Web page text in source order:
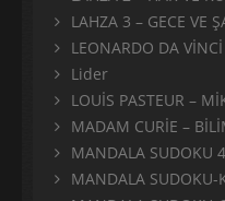
LAHZA 3 – GECE VE
LEONARDO DA
Lider
LOUİS PASTEUR –
MADAM CURİE –
MANDALA SUDOKU
MANDALA SUDOKU-